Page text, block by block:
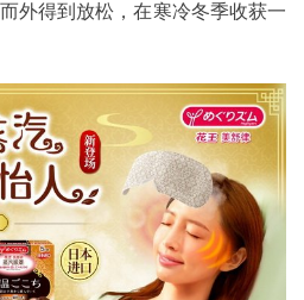
外得到放松，在寒冷冬季收获一